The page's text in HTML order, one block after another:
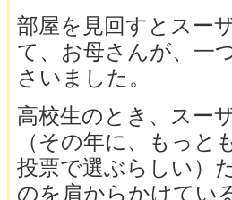
部屋を見回すとスー
て、お母さんが、一
さいました。
高校生のとき、スー
（その年に、もっと
投票で選ぶらしい）
のを肩からかけてい